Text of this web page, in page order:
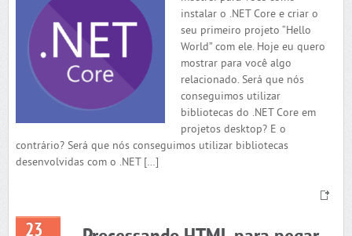
instalar o .NET Core e criar o
seu primeiro projeto “Hello
World” com ele. Hoje eu quero
mostrar para você algo
relacionado. Será que nós
conseguimos utilizar
bibliotecas do .NET Core em
projetos desktop? E o
contrário? Será que nós conseguimos utilizar bibliotecas
desenvolvidas com o .NET […]
23